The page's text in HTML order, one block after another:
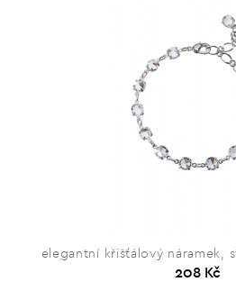
elegantní křišťálový náramek,
208 Kč